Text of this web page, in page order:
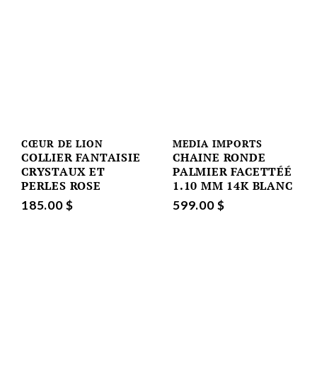
CŒUR DE LION
COLLIER FANTAISIE
CRYSTAUX ET
PERLES ROSE
185.00 $
MEDIA IMPORTS
CHAINE RONDE
PALMIER FACETTÉÉ
1.10 MM 14K BLANC
599.00 $